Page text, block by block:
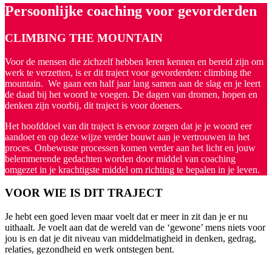
Persoonlijke coaching voor gevorderden
CLIMBING THE MOUNTAIN
Voor de mensen die zichzelf hebben leren kennen en bereid zijn om
werk te verzetten, is er dit traject voor gevorderden: climbing the
mountain. We gaan een half jaar lang samen aan de slag en je leert
de daad bij het woord te voegen. De dagen van dromen, hopen en
denken zijn voorbij, dit traject is voor doeners.
Het hoofddoel van dit traject is ervoor zorgen dat je je woord eer
aandoet en op deze wijze verder bouwt aan je vertrouwen in het
proces. Onbewuste processen komen verder aan het licht en jouw
belemmerende gedachten worden door middel van coaching
omgezet in je krachtigste middel om richting te bepalen in je leven.
VOOR WIE IS DIT TRAJECT
Je hebt een goed leven maar voelt dat er meer in zit dan je er nu
uithaalt. Je voelt aan dat de wereld van de ‘gewone’ mens niets voor
jou is en dat je dit niveau van middelmatigheid in denken, gedrag,
relaties, gezondheid en werk ontstegen bent.